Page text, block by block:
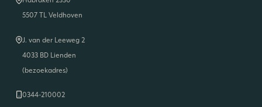
5507 TL Veldhoven
J. van der Leeweg 2
4033 BD Lienden
(bezoekadres)
0344-210002